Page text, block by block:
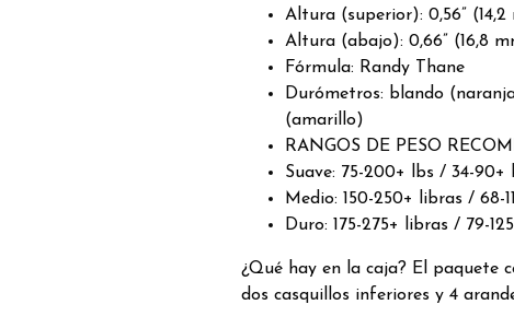
Altura (superior): 0,56” (14,2
Altura (abajo): 0,66” (16,8
Fórmula: Randy Thane
Durómetros: blando
(amarillo)
RANGOS DE PESO
Suave: 75-200+ lbs / 34-90+
Medio: 150-250+ libras / 68-
Duro: 175-275+ libras / 79-
¿Qué hay en la caja? El paquete
dos casquillos inferiores y 4